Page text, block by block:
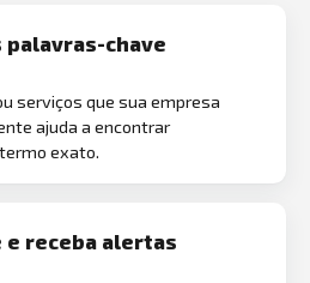
palavras-chave
serviços que sua empresa
ajuda a encontrar
exato.
receba alertas